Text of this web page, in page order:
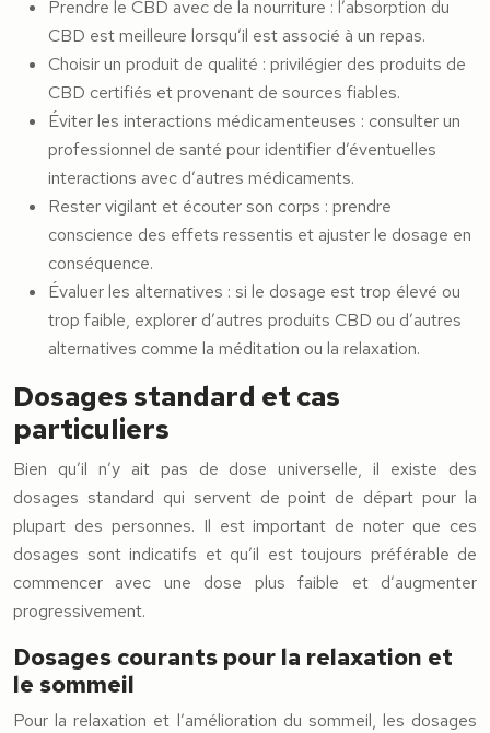
Prendre le CBD avec de la nourriture : l’absorption du
CBD est meilleure lorsqu’il est associé à un repas.
Choisir un produit de qualité : privilégier des produits de
CBD certifiés et provenant de sources fiables.
Éviter les interactions médicamenteuses : consulter un
professionnel de santé pour identifier d’éventuelles
interactions avec d’autres médicaments.
Rester vigilant et écouter son corps : prendre
conscience des effets ressentis et ajuster le dosage en
conséquence.
Évaluer les alternatives : si le dosage est trop élevé ou
trop faible, explorer d’autres produits CBD ou d’autres
alternatives comme la méditation ou la relaxation.
Dosages standard et cas
particuliers
Bien qu’il n’y ait pas de dose universelle, il existe des
dosages standard qui servent de point de départ pour la
plupart des personnes. Il est important de noter que ces
dosages sont indicatifs et qu’il est toujours préférable de
commencer avec une dose plus faible et d’augmenter
progressivement.
Dosages courants pour la relaxation et
le sommeil
Pour la relaxation et l’amélioration du sommeil, les dosages